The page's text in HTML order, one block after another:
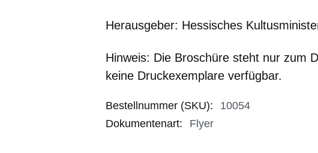
Herausgeber: Hessisches
Hinweis: Die Broschüre steht nur zum
keine Druckexemplare verfügbar.
Bestellnummer (SKU):
10054
Dokumentenart: Flyer